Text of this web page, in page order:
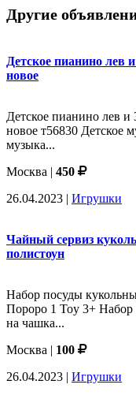
Другие
Детское пианино лев
новое
Детское пианино лев
новое т56830 Детское
музыка...
Москва | 450
26.04.2023 | Игрушки
Чайный сервиз
полистоун
Набор посуды
Пороро 1 Toy 3+ Набор
на чашка...
Москва | 100
26.04.2023 | Игрушки